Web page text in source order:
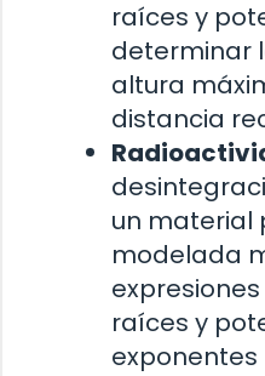
raíces y
determinar
altura
distancia
un material
modelada
raíces y
exponentes